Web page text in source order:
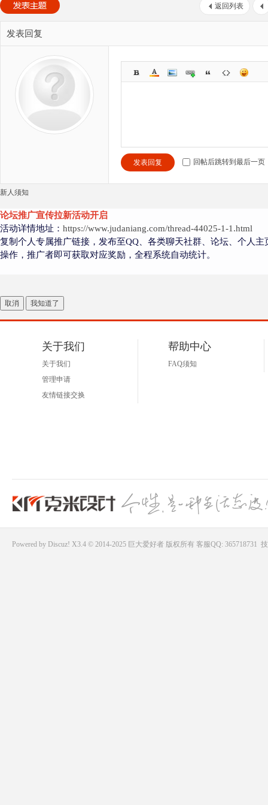
返回列表
发表回复
发表回复 回帖后跳转到最后一页
新人须知
论坛推广宣传拉新活动开启
活动详情地址： https://www.judaniang.com/thread-44025-1-1.html
复制个人专属推广链接，发布至QQ、各类聊天社群、论坛、个人
操作，推广者即可获取对应奖励，全程系统自动统计。
取消 我知道了
关于我们
关于我们
管理申请
友情链接交换
帮助中心
FAQ须知
Powered by Discuz! X3.4 © 2014-2025 巨大爱好者版权所有 客服QQ: 365718731